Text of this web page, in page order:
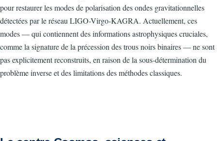
pour restaurer les modes de polarisation des ondes gravitationnelles
détectées par le réseau LIGO-Virgo-KAGRA. Actuellement, ces
modes — qui contiennent des informations astrophysiques cruciales,
comme la signature de la précession des trous noirs binaires — ne sont
pas explicitement reconstruits, en raison de la sous-détermination du
problème inverse et des limitations des méthodes classiques.